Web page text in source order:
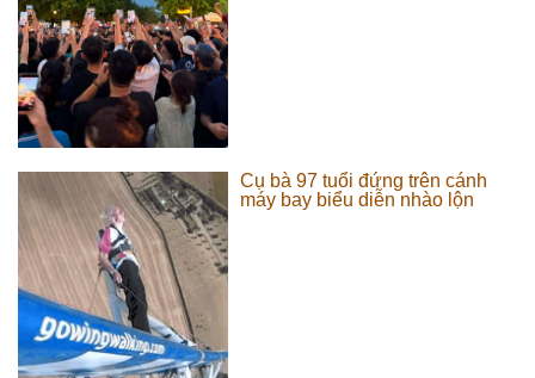
Cụ bà 97 tuổi đứng trên cánh
máy bay biểu diễn nhào lộn